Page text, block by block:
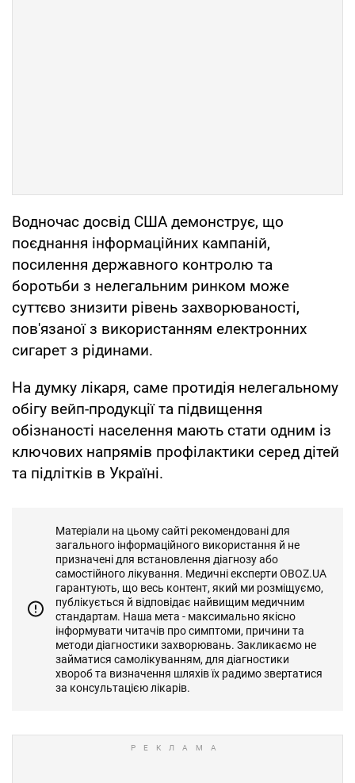
Водночас досвід США демонструє, що
поєднання інформаційних кампаній,
посилення державного контролю та
боротьби з нелегальним ринком може
суттєво знизити рівень захворюваності,
пов'язаної з використанням електронних
сигарет з рідинами.
На думку лікаря, саме протидія нелегальному
обігу вейп-продукції та підвищення
обізнаності населення мають стати одним із
ключових напрямів профілактики серед дітей
та підлітків в Україні.
Матеріали на цьому сайті рекомендовані для
загального інформаційного використання й не
призначені для встановлення діагнозу або
самостійного лікування. Медичні експерти OBOZ.UA
гарантують, що весь контент, який ми розміщуємо,
публікується й відповідає найвищим медичним
стандартам. Наша мета - максимально якісно
інформувати читачів про симптоми, причини та
методи діагностики захворювань. Закликаємо не
займатися самолікуванням, для діагностики
хвороб та визначення шляхів їх радимо звертатися
за консультацією лікарів.